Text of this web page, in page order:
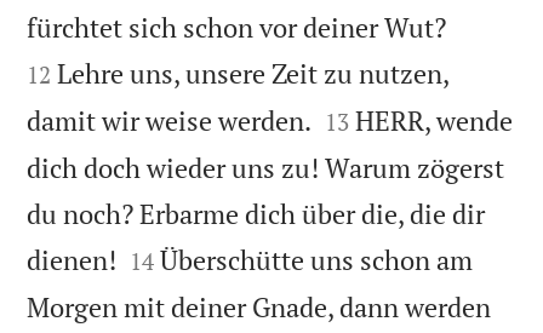
fürchtet sich schon vor deiner Wut?
12 Lehre uns, unsere Zeit zu nutzen,
damit wir weise werden. 

13 HERR, wende
dich doch wieder uns zu! Warum zögerst
du noch? Erbarme dich über die, die dir
dienen! 

14 Überschütte uns schon am
Morgen mit deiner Gnade, dann werden